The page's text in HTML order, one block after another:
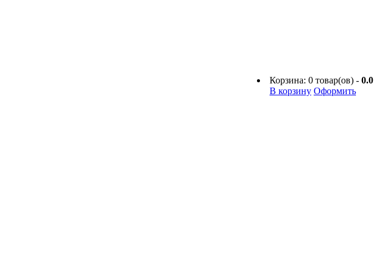
Корзина: 0 товар(ов) - 0.0
В корзину Оформить